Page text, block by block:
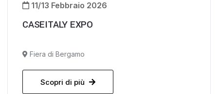
11/13 Febbraio 2026
CASEITALY EXPO
Fiera di Bergamo
Scopri di più